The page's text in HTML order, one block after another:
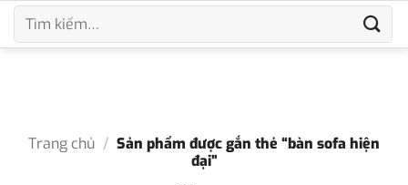
Bỏ Tìm
Trang chủ / Sản phẩm được gắn thẻ “bàn sofa hiện
đại”